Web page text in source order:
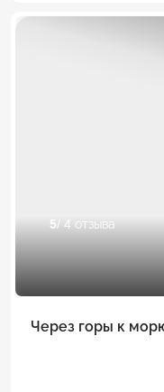
5/ 4 отзыва
Через горы к